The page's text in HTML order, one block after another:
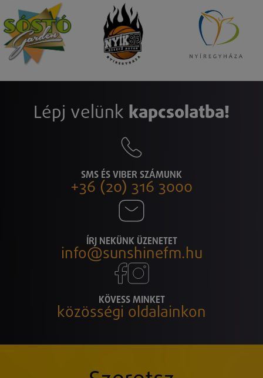
Lépj velünk kapcsolatba!
SMS ÉS VIBER SZÁMUNK
+36 (20) 316 3000
ÍRJ NEKÜNK ÜZENETET
info@sunshinefm.hu
KÖVESS MINKET
közösségi oldalainkon